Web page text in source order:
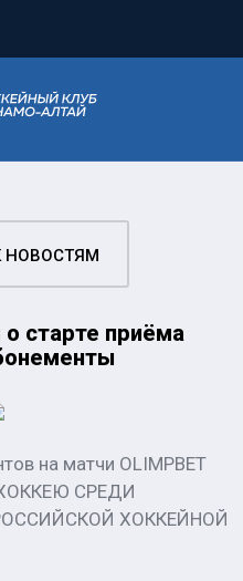
НОВОСТЯМ
старте приёма
на матчи OLIMPBET
СРЕДИ
ХОККЕЙНОЙ